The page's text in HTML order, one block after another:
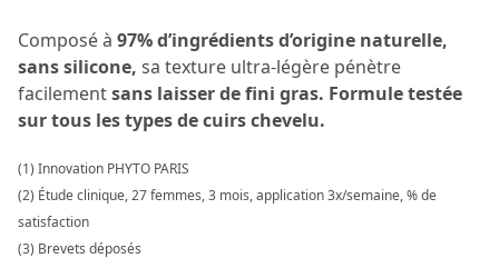
Composé à 97% d’ingrédients d’origine naturelle,
sans silicone, sa texture ultra-légère pénètre
facilementsans laisser de fini gras. Formule testée
sur tous les types de cuirs chevelu.
(1) Innovation PHYTO PARIS
(2) Étude clinique, 27 femmes, 3 mois, application 3x/semaine, % de
satisfaction
(3) Brevets déposés